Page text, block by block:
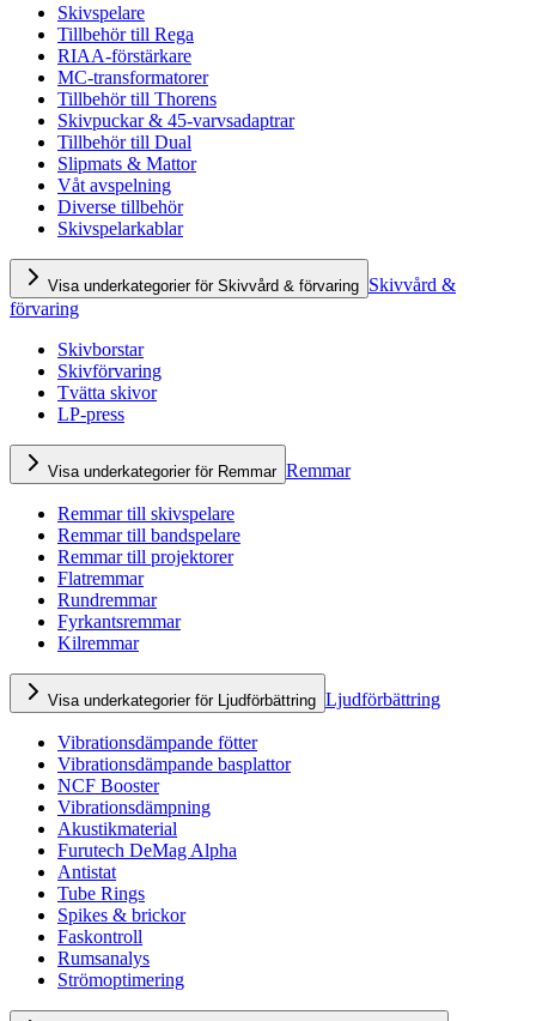
Skivspelare
Tillbehör till Rega
RIAA-förstärkare
MC-transformatorer
Tillbehör till Thorens
Skivpuckar & 45-varvsadaptrar
Tillbehör till Dual
Slipmats & Mattor
Våt avspelning
Diverse tillbehör
Skivspelarkablar
Visa underkategorier för Skivvård & förvaring Skivvård &
förvaring
Skivborstar
Skivförvaring
Tvätta skivor
LP-press
Visa underkategorier för Remmar Remmar
Remmar till skivspelare
Remmar till bandspelare
Remmar till projektorer
Flatremmar
Rundremmar
Fyrkantsremmar
Kilremmar
Visa underkategorier för Ljudförbättring Ljudförbättring
Vibrationsdämpande fötter
Vibrationsdämpande basplattor
NCF Booster
Vibrationsdämpning
Akustikmaterial
Furutech DeMag Alpha
Antistat
Tube Rings
Spikes & brickor
Faskontroll
Rumsanalys
Strömoptimering